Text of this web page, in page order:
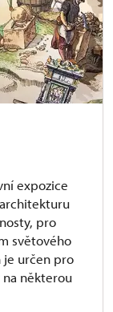
expozice
pro
světového
je určen pro
některou